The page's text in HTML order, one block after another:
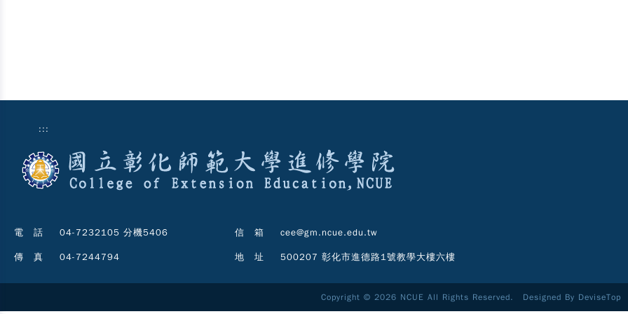
:::
電 話 04-7232105 分機5406 信 箱 cee@gm.ncue.edu.tw
傳 真 04-7244794 地 址 500207 彰化市進德路1號教學大樓六樓
Copyright © 2026 NCUE All Rights Reserved. Designed By DeviseTop